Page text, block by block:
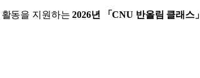
활동을 지원하는2026년 「CNU 반올림 클래스」